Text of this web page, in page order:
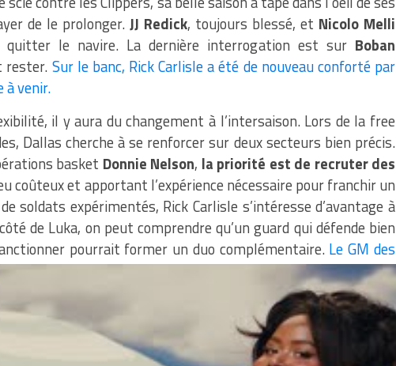
de le prolonger. JJ Redick, toujours blessé, et Nicolo Melli
le navire. La dernière interrogation est sur Boban
rester. Sur le banc, Rick Carlisle a été de nouveau conforté par
à venir.
il y aura du changement à l’intersaison. Lors de la free
Dallas cherche à se renforcer sur deux secteurs bien précis.
basket Donnie Nelson, la priorité est de recruter des
coûteux et apportant l’expérience nécessaire pour franchir un
soldats expérimentés, Rick Carlisle s’intéresse d’avantage à
de Luka, on peut comprendre qu’un guard qui défende bien
pourrait former un duo complémentaire. Le GM des
pour ne pas perdre son prodige l’été prochain.
agressifs pendant l’intersaison.
été pour nous. Nous pensons qu’en